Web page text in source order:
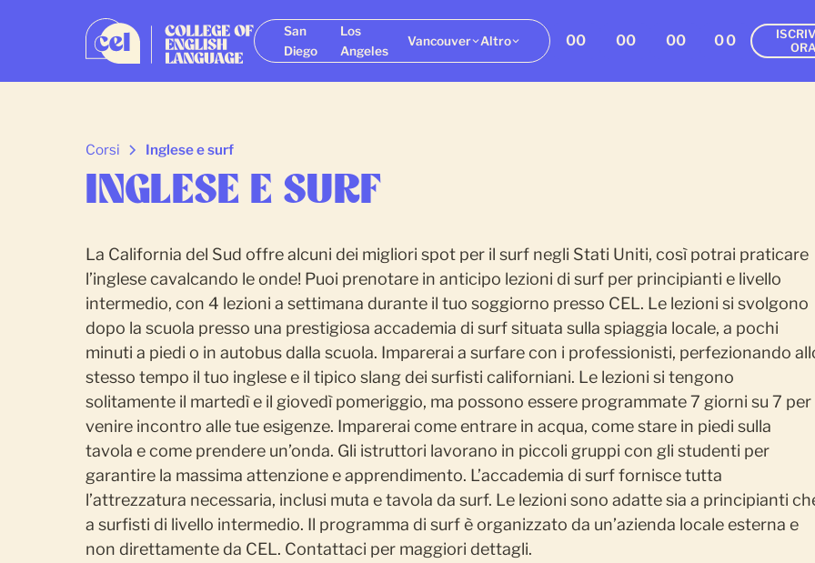
San
Diego
Los
Angeles
Vancouver Altro 00 00 00 00
Corsi Inglese e surf
INGLESE E SURF
La California del Sud offre alcuni dei migliori spot per il surf negli Stati Uniti, così potrai praticare
l’inglese cavalcando le onde! Puoi prenotare in anticipo lezioni di surf per principianti e livello
intermedio, con 4 lezioni a settimana durante il tuo soggiorno presso CEL. Le lezioni si svolgono
dopo la scuola presso una prestigiosa accademia di surf situata sulla spiaggia locale, a pochi
minuti a piedi o in autobus dalla scuola. Imparerai a surfare con i professionisti, perfezionando
stesso tempo il tuo inglese e il tipico slang dei surfisti californiani. Le lezioni si tengono
solitamente il martedì e il giovedì pomeriggio, ma possono essere programmate 7 giorni su 7 per
venire incontro alle tue esigenze. Imparerai come entrare in acqua, come stare in piedi sulla
tavola e come prendere un’onda. Gli istruttori lavorano in piccoli gruppi con gli studenti per
garantire la massima attenzione e apprendimento. L’accademia di surf fornisce tutta
l’attrezzatura necessaria, inclusi muta e tavola da surf. Le lezioni sono adatte sia a principianti
a surfisti di livello intermedio. Il programma di surf è organizzato da un’azienda locale esterna e
non direttamente da CEL. Contattaci per maggiori dettagli.